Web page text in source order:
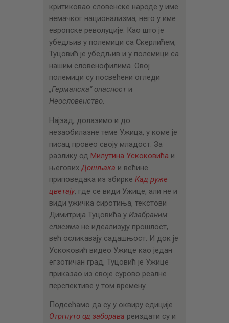
критиковао словенске народе у име
немачког национализма, него у име
европске револуције. Као што је
убедљив у полемици са Скерлићем,
Туцовић је убедљив и у полемици са
нашим словенофилима. Овој
полемици су посвећени огледи
„Германска” опасности
Неословенство.
Најзад, долазимо и до
незаобилазне теме Ужица, у коме је
писац провео своју младост. За
разлику од Милутина Ускоковића и
његових Дошљака и већине
приповедака из збирке Кад руже
цветају, где се види Ужице, али не и
види ужичка сиротиња, текстови
Димитрија Туцовића у Изабраним
списима не идеализују прошлост,
већ осликавају садашњост. И док је
Ускоковић видео Ужице као један
егзотичан град, Туцовић је Ужице
приказао из своје сурово реалне
перспективе у том времену.
Подсећамо да су у оквиру едиције
Отргнуто од заборава реиздати су и